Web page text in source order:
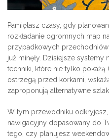
Pamiętasz czasy, gdy
rozkładanie ogromnych map
przypadkowych
już minęły. Dzisiejsze
techniki, które nie tylko pokażą
ostrzegą przed korkami,
zaproponują alternatywne
W tym przewodniku
nawigacyjny dopasowany do
tego, czy planujesz